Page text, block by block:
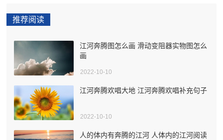
推荐阅读
江河奔腾图怎么画 滑动变阻器实物图怎么
画
2022-10-10
江河奔腾欢唱大地 江河奔腾欢唱补充句子
2022-10-10
人的体内有奔腾的江河 人体内的江河阅读